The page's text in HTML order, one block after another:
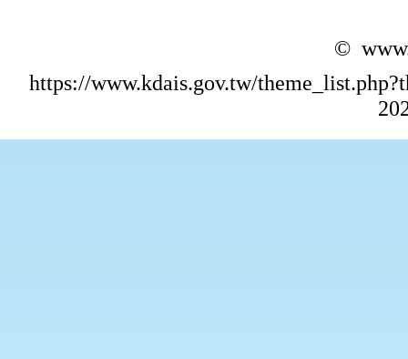
©
https://www.kdais.gov.tw/